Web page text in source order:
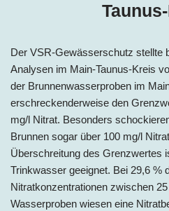
Der VSR-Gewässerschutz stellte
Analysen im Main-Taunus-Kreis
der Brunnenwasserproben im
erschreckenderweise den
mg/l Nitrat. Besonders
Brunnen sogar über 100 mg/l
Überschreitung des Grenzwertes
Trinkwasser geeignet. Bei 29,6 %
Nitratkonzentrationen zwischen
Wasserproben wiesen eine